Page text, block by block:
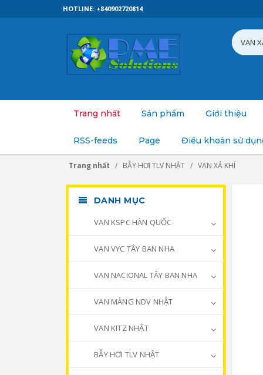
HOTLINE: +840902720814
Trang nhất Sản phẩm Giới thiệu
RSS-feeds Page Điều khoản sử
Trang nhất BẪY HƠI TLV NHẬT VAN XẢ KHÍ
DANH MỤC
VAN KSPC HÀN QUỐC
VAN VYC TÂY BAN NHA
VAN NACIONAL TÂY BAN NHA
VAN MÀNG NDV NHẬT
VAN KITZ NHẬT
BẪY HƠI TLV NHẬT